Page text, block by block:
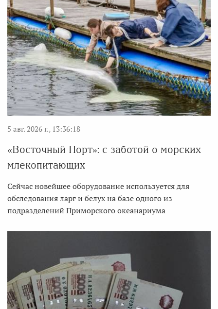
5 авг. 2026 г., 13:36:18
«Восточный Порт»: с заботой о морских
млекопитающих
Сейчас новейшее оборудование используется для
обследования ларг и белух на базе одного из
подразделений Приморского океанариума